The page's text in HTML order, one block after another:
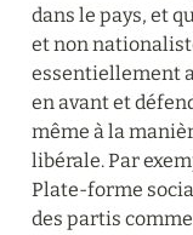
dans le pays, et
et non
essentiellement
en avant et
même à la
libérale. Par
Plate-forme
des partis